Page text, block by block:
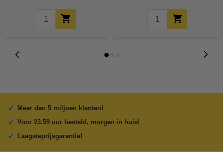
Meer dan 5 miljoen klanten!
Voor 23.59 uur besteld, morgen in huis!
Laagsteprijsgarantie!